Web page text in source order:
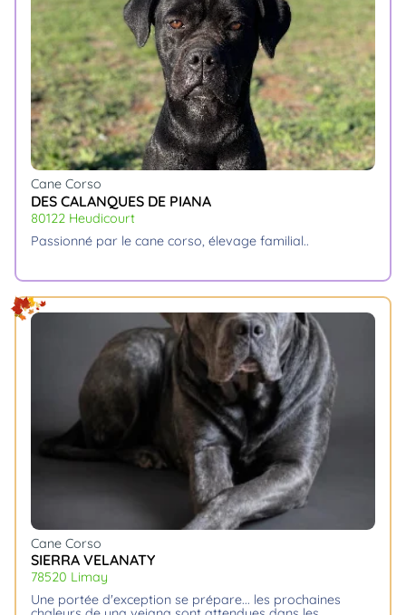
Cane Corso
DES CALANQUES DE PIANA
80122 Heudicourt
passionné par le cane corso, élevage familial
Cane Corso
SIERRA VELANATY
78520 Limay
une portée d'exception se prépare... les prochaines